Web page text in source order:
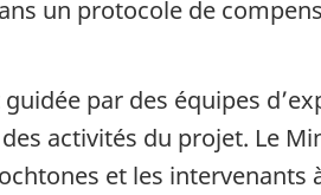
un protocole de
par des équipes
activités du projet. Le
et les